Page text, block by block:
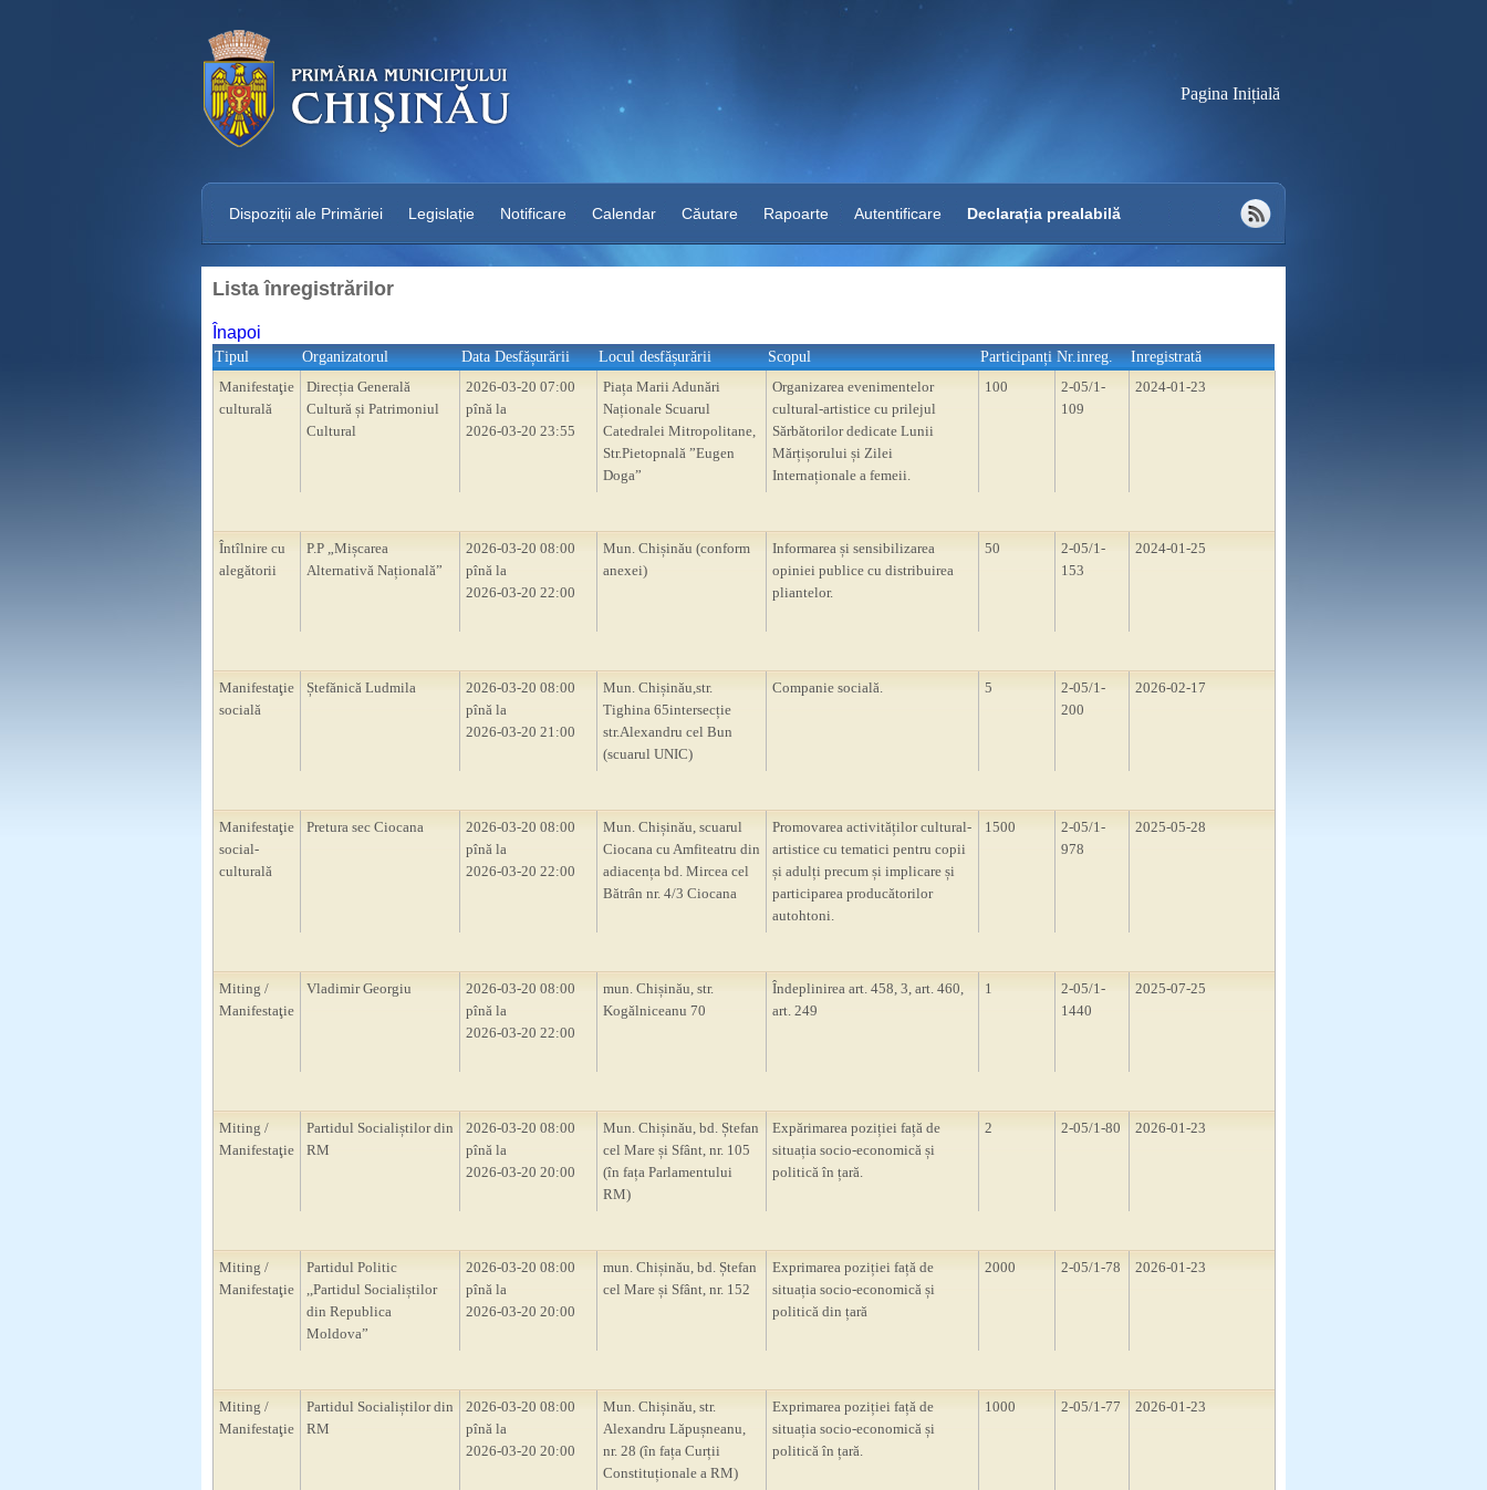
Pagina Inițială
Dispoziții ale Primăriei Legislație Notificare Calendar Căutare Rapoarte Autentificare Declarația prealabilă
Lista înregistrărilor
Înapoi
Tipul Organizatorul Data Desfășurării Locul desfășurării Scopul Participanți Nr.inreg.
Inregistrată
Manifestaţie
culturală
Direcția Generală
Cultură și Patrimoniul
Cultural
2026-03-20 07:00
pînă la
2026-03-20 23:55
Piața Marii Adunări
Naționale Scuarul
Catedralei Mitropolitane,
Str.Pietopnală ”Eugen
Doga”
Organizarea evenimentelor
cultural-artistice cu prilejul
Sărbătorilor dedicate Lunii
Mărțișorului și Zilei
Internaționale a femeii.
100
2-05/1-
109
2024-01-23
Întîlnire cu
alegătorii
P.P „Mișcarea
Alternativă Națională”
2026-03-20 08:00
pînă la
2026-03-20 22:00
Mun. Chișinău (conform
anexei)
Informarea și sensibilizarea
opiniei publice cu distribuirea
pliantelor.
50
2-05/1-
153
2024-01-25
Manifestaţie
socială
Ștefănică Ludmila
2026-03-20 08:00
pînă la
2026-03-20 21:00
Mun. Chișinău,str.
Tighina 65intersecție
str.Alexandru cel Bun
(scuarul UNIC)
Companie socială. 5
2-05/1-
200
2026-02-17
Manifestaţie
social-
culturală
Pretura sec Ciocana
2026-03-20 08:00
pînă la
2026-03-20 22:00
Mun. Chișinău, scuarul
Ciocana cu Amfiteatru din
adiacența bd. Mircea cel
Bătrân nr. 4/3 Ciocana
Promovarea activităților cultural-
artistice cu tematici pentru copii
și adulți precum și implicare și
participarea producătorilor
autohtoni.
1500
2-05/1-
978
2025-05-28
Miting /
Manifestaţie
Vladimir Georgiu
2026-03-20 08:00
pînă la
2026-03-20 22:00
mun. Chișinău, str.
Kogălniceanu 70
Îndeplinirea art. 458, 3, art. 460,
art. 249
1
2-05/1-
1440
2025-07-25
Miting /
Manifestaţie
Partidul Socialiștilor din
RM
2026-03-20 08:00
pînă la
2026-03-20 20:00
Mun. Chișinău, bd. Ștefan
cel Mare și Sfânt, nr. 105
(în fața Parlamentului
RM)
Expărimarea poziției față de
situația socio-economică și
politică în țară.
2 2-05/1-80 2026-01-23
Miting /
Manifestaţie
Partidul Politic
,,Partidul Socialiștilor
din Republica
Moldova”
2026-03-20 08:00
pînă la
2026-03-20 20:00
mun. Chișinău, bd. Ștefan
cel Mare și Sfânt, nr. 152
Exprimarea poziției față de
situația socio-economică și
politică din țară
2000 2-05/1-78 2026-01-23
Miting /
Manifestaţie
Partidul Socialiștilor din
RM
2026-03-20 08:00
pînă la
2026-03-20 20:00
Mun. Chișinău, str.
Alexandru Lăpușneanu,
nr. 28 (în fața Curții
Constituționale a RM)
Exprimarea poziției față de
situația socio-economică și
politică în țară.
1000 2-05/1-77 2026-01-23